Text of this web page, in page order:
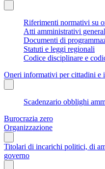
Riferimenti normativi su
Atti amministrativi
Documenti di
Statuti e leggi regionali
Codice disciplinare e
Oneri informativi per cittadini e
Scadenzario obblighi
Burocrazia zero
Organizzazione
Titolari di incarichi politici, di
governo